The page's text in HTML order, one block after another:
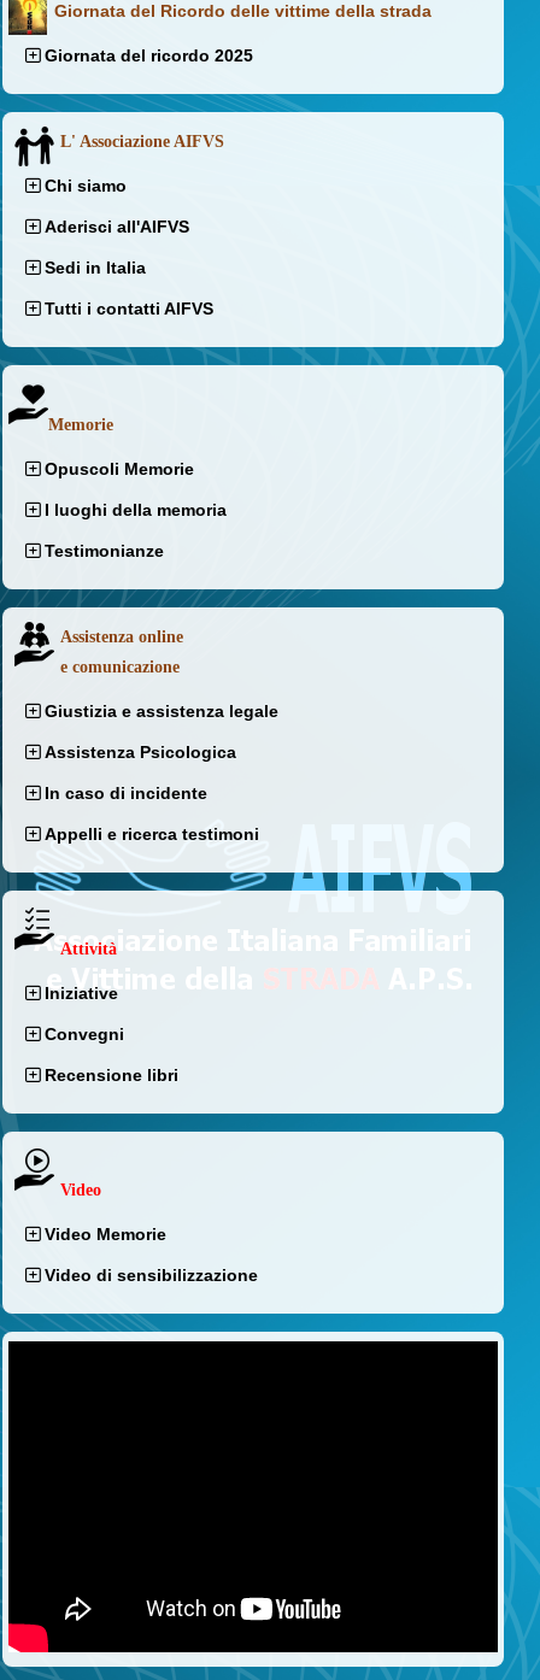
Giornata del Ricordo delle vittime della strada
Giornata del ricordo 2025
L' Associazione AIFVS
Chi siamo
Aderisci all'AIFVS
Sedi in Italia
Tutti i contatti AIFVS
Memorie
Opuscoli Memorie
I luoghi della memoria
Testimonianze
Assistenza online
e comunicazione
Giustizia e assistenza legale
Assistenza Psicologica
In caso di incidente
Appelli e ricerca testimoni
Attività
Iniziative
Convegni
Recensione libri
Video
Video Memorie
Video di sensibilizzazione